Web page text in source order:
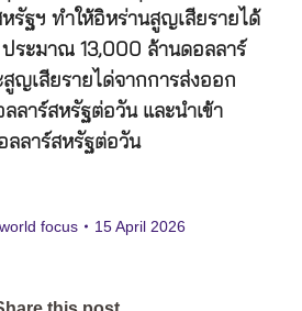
รัฐฯ ทำให้อิหร่านสูญเสียรายได้
ระมาณ 13,000 ล้านดอลลาร์
ญเสียรายได่จากการส่งออก
ลาร์สหรัฐต่อวัน และนำเข้า
ลาร์สหรัฐต่อวัน
world focus 15 April 2026